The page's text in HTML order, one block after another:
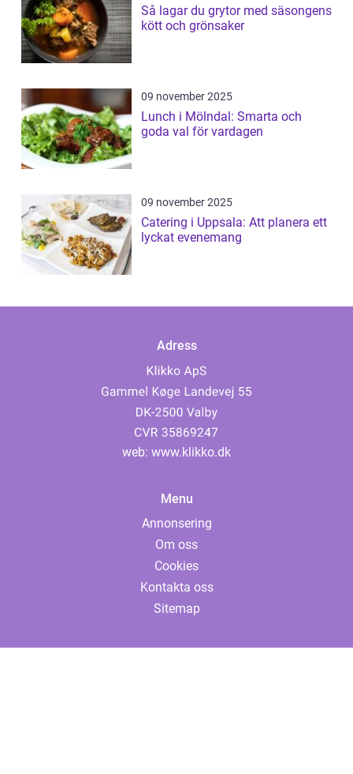
Så lagar du grytor med säsongens
kött och grönsaker
09 november 2025
Lunch i Mölndal: Smarta och
goda val för vardagen
09 november 2025
Catering i Uppsala: Att planera ett
lyckat evenemang
Adress
web: www.klikko.dk
Menu
Annonsering
Om oss
Cookies
Kontakta oss
Sitemap